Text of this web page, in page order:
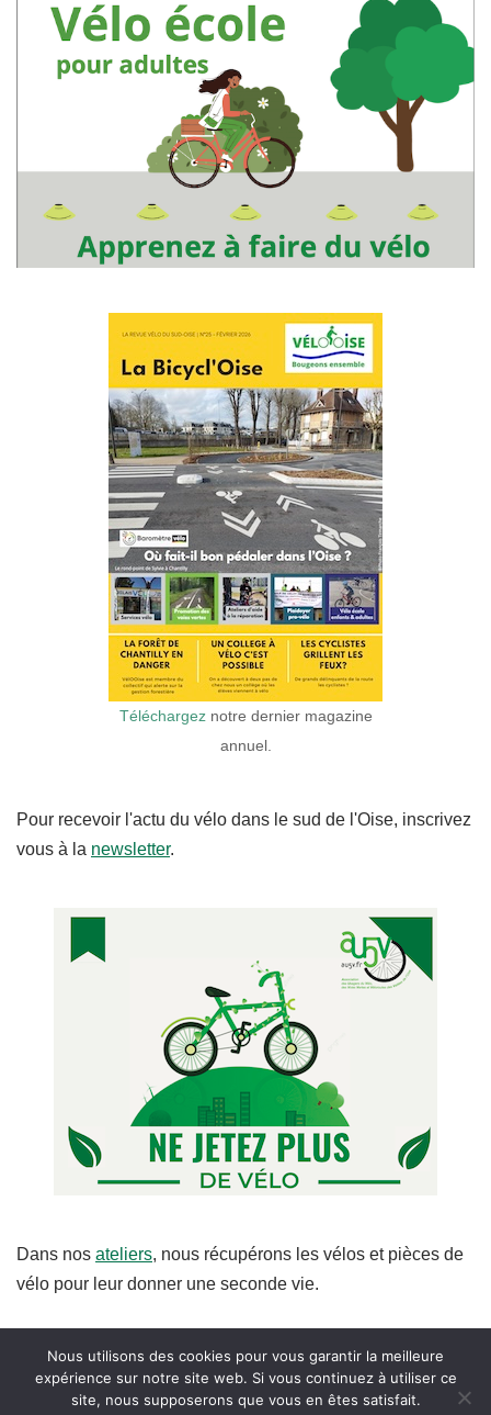
Téléchargeznotre dernier magazine
annuel.
Pour recevoir l'actu du vélo dans le sud de l'Oise, inscrivez
vous à la newsletter.
Dans nos ateliers, nous récupérons les vélos et pièces de
vélo pour leur donner une seconde vie.
Nous utilisons des cookies pour vous garantir la meilleure
expérience sur notre site web. Si vous continuez à utiliser ce
site, nous supposerons que vous en êtes satisfait.